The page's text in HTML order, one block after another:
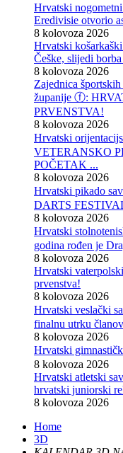
Hrvatski
Eredivisie otvorio
8 kolovoza 2026
Hrvatski
Češke, slijedi
8 kolovoza 2026
Zajednica
županije ⓕ:
PRVENSTVA!
8 kolovoza 2026
Hrvatski
VETERANSKO
POČETAK ...
8 kolovoza 2026
Hrvatski pikado
DARTS
8 kolovoza 2026
Hrvatski
godina rođen je
8 kolovoza 2026
Hrvatski
prvenstva!
8 kolovoza 2026
Hrvatski veslački
finalnu utrku
8 kolovoza 2026
Hrvatski
8 kolovoza 2026
Hrvatski atletski
hrvatski juniorski
8 kolovoza 2026
Home
3D